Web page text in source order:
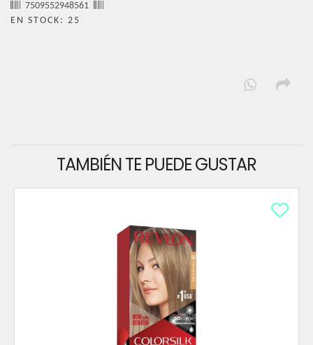
7509552948561
EN STOCK: 25
TAMBIÉN TE PUEDE GUSTAR